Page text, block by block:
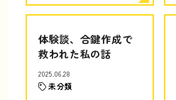
体験談、合鍵作成で
救われた私の話
2025.06.28
未分類